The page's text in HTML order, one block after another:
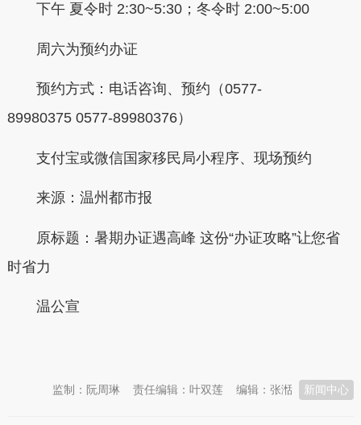
下午 夏令时 2:30~5:30；冬令时 2:00~5:00
周六为预约办证
预约方式：电话咨询、预约（0577-
89980375 0577-89980376）
支付宝或微信国家移民局小程序、现场预约
来源：温州都市报
原标题： 暑期办证遇高峰 这份“办证攻略”让您省
时省力
温公宣
新闻中心
编辑：张湉
责任编辑：叶双莲
监制：阮周琳